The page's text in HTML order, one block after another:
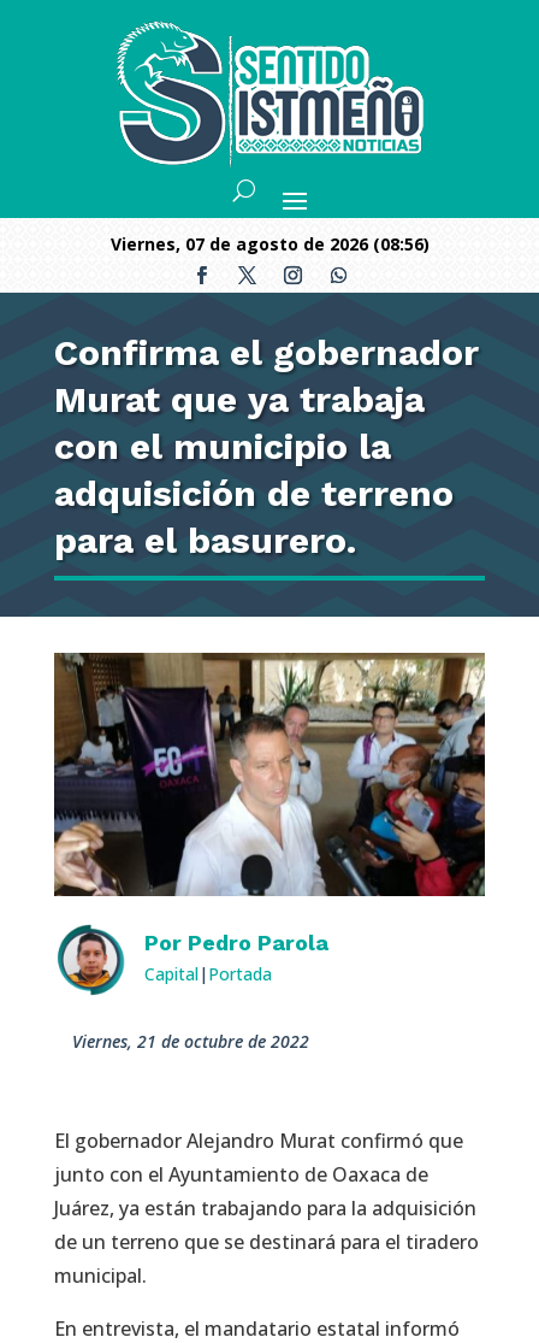
viernes, 07 de agosto de 2026 (08:56)
Confirma el gobernador
Murat que ya trabaja
con el municipio la
adquisición de terreno
para el basurero.
Por Pedro Parola
Capital| Portada
viernes, 21 de octubre de 2022
El gobernador Alejandro Murat confirmó que
junto con el Ayuntamiento de Oaxaca de
Juárez, ya están trabajando para la adquisición
de un terreno que se destinará para el tiradero
municipal.
En entrevista, el mandatario estatal informó